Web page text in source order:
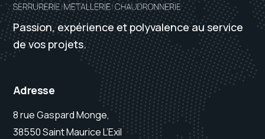
Passion, expérience et polyvalence au service
de vos projets.
Adresse
8 rue Gaspard Monge,
38550 Saint Maurice L’Exil